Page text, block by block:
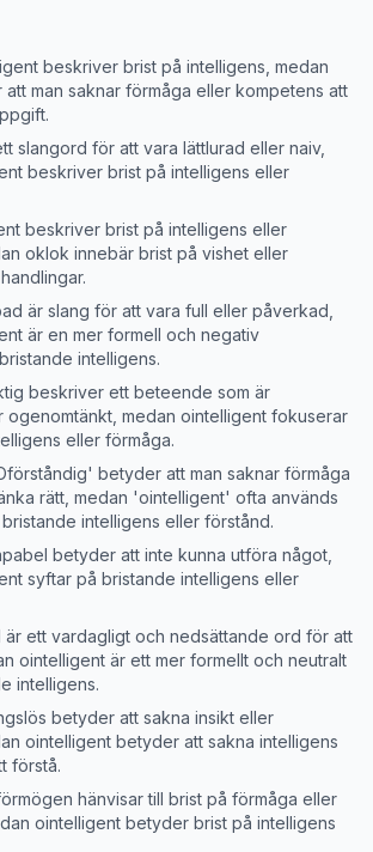
beskriver brist på intelligens, medan
man saknar förmåga eller kompetens att
slangord för att vara lättlurad eller naiv,
beskriver brist på intelligens eller
beskriver brist på intelligens eller
oklok innebär brist på vishet eller
är slang för att vara full eller påverkad,
är en mer formell och negativ
intelligens.
beskriver ett beteende som är
ogenomtänkt, medan ointelligent fokuserar
eller förmåga.
betyder att man saknar förmåga
rätt, medan 'ointelligent' ofta används
intelligens eller förstånd.
betyder att inte kunna utföra något,
syftar på bristande intelligens eller
är ett vardagligt och nedsättande ord för att
ointelligent är ett mer formellt och neutralt
intelligens.
betyder att sakna insikt eller
ointelligent betyder att sakna intelligens
förstå.
hänvisar till brist på förmåga eller
ointelligent betyder brist på intelligens